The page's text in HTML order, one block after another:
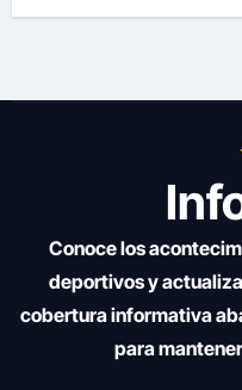
Conoce los
deportivos y
cobertura informativa
para